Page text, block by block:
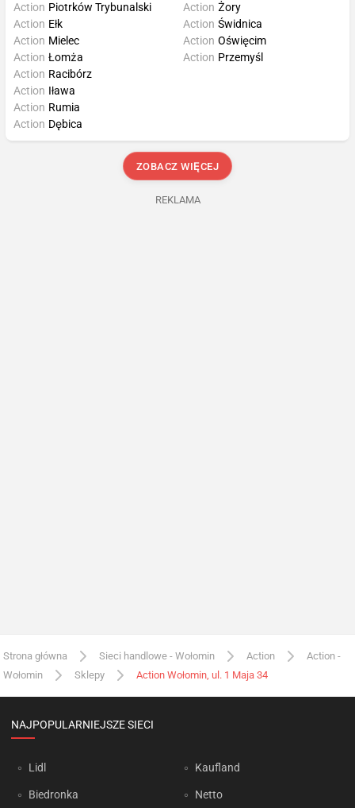
Action Piotrków Trybunalski
Action Ełk
Action Mielec
Action Łomża
Action Żory
Action Świdnica
Action Oświęcim
Action Przemyśl
Action Racibórz
Action Iława
Action Rumia
Action Dębica
ZOBACZ WIĘCEJ
REKLAMA
Strona główna Sieci handlowe - Wołomin Action
Action -
Wołomin
Sklepy Action Wołomin, ul. 1 Maja 34
NAJPOPULARNIEJSZE SIECI
Lidl
Biedronka
Kaufland
Netto